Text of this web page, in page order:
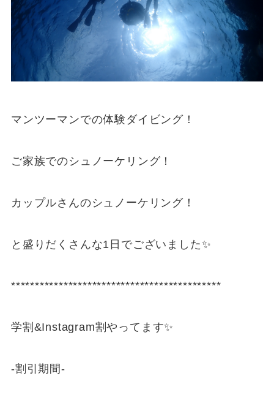
マンツーマンでの体験ダイビング！
ご家族でのシュノーケリング！
カップルさんのシュノーケリング！
と盛りだくさんな1日でございました✨
********************************************
学割&Instagram割やってます✨
-割引期間-